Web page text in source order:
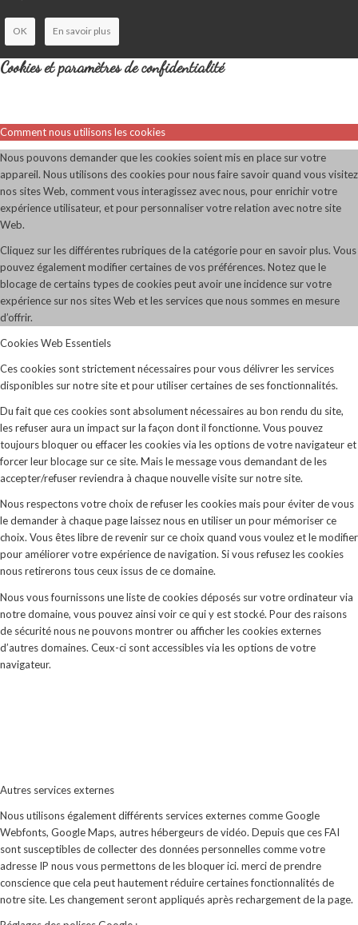
OK En savoir plus
Cookies et paramètres de confidentialité
Comment nous utilisons les cookies
Nous pouvons demander que les cookies soient mis en place sur votre
appareil. Nous utilisons des cookies pour nous faire savoir quand vous visitez
nos sites Web, comment vous interagissez avec nous, pour enrichir votre
expérience utilisateur, et pour personnaliser votre relation avec notre site
Web.
Cliquez sur les différentes rubriques de la catégorie pour en savoir plus. Vous
pouvez également modifier certaines de vos préférences. Notez que le
blocage de certains types de cookies peut avoir une incidence sur votre
expérience sur nos sites Web et les services que nous sommes en mesure
d’offrir.
Cookies Web Essentiels
Ces cookies sont strictement nécessaires pour vous délivrer les services
disponibles sur notre site et pour utiliser certaines de ses fonctionnalités.
Du fait que ces cookies sont absolument nécessaires au bon rendu du site,
les refuser aura un impact sur la façon dont il fonctionne. Vous pouvez
toujours bloquer ou effacer les cookies via les options de votre navigateur et
forcer leur blocage sur ce site. Mais le message vous demandant de les
accepter/refuser reviendra à chaque nouvelle visite sur notre site.
Nous respectons votre choix de refuser les cookies mais pour éviter de vous
le demander à chaque page laissez nous en utiliser un pour mémoriser ce
choix. Vous êtes libre de revenir sur ce choix quand vous voulez et le modifier
pour améliorer votre expérience de navigation. Si vous refusez les cookies
nous retirerons tous ceux issus de ce domaine.
Nous vous fournissons une liste de cookies déposés sur votre ordinateur via
notre domaine, vous pouvez ainsi voir ce qui y est stocké. Pour des raisons
de sécurité nous ne pouvons montrer ou afficher les cookies externes
d’autres domaines. Ceux-ci sont accessibles via les options de votre
navigateur.
Autres services externes
Nous utilisons également différents services externes comme Google
Webfonts, Google Maps, autres hébergeurs de vidéo. Depuis que ces FAI
sont susceptibles de collecter des données personnelles comme votre
adresse IP nous vous permettons de les bloquer ici. merci de prendre
conscience que cela peut hautement réduire certaines fonctionnalités de
notre site. Les changement seront appliqués après rechargement de la page.